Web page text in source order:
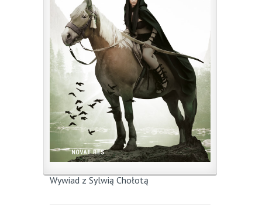
Wywiad z Sylwią Chołotą